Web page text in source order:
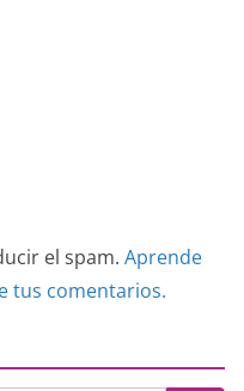
el spam. Aprende
tus comentarios.